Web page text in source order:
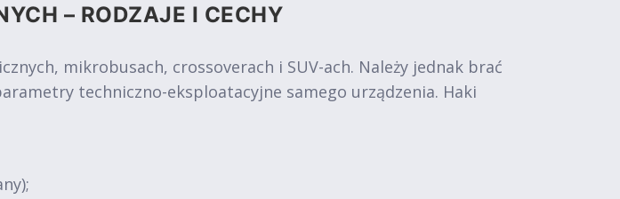
– RODZAJE I CECHY
mikrobusach, crossoverach i SUV-ach. Należy jednak brać
techniczno-eksploatacyjne samego urządzenia. Haki